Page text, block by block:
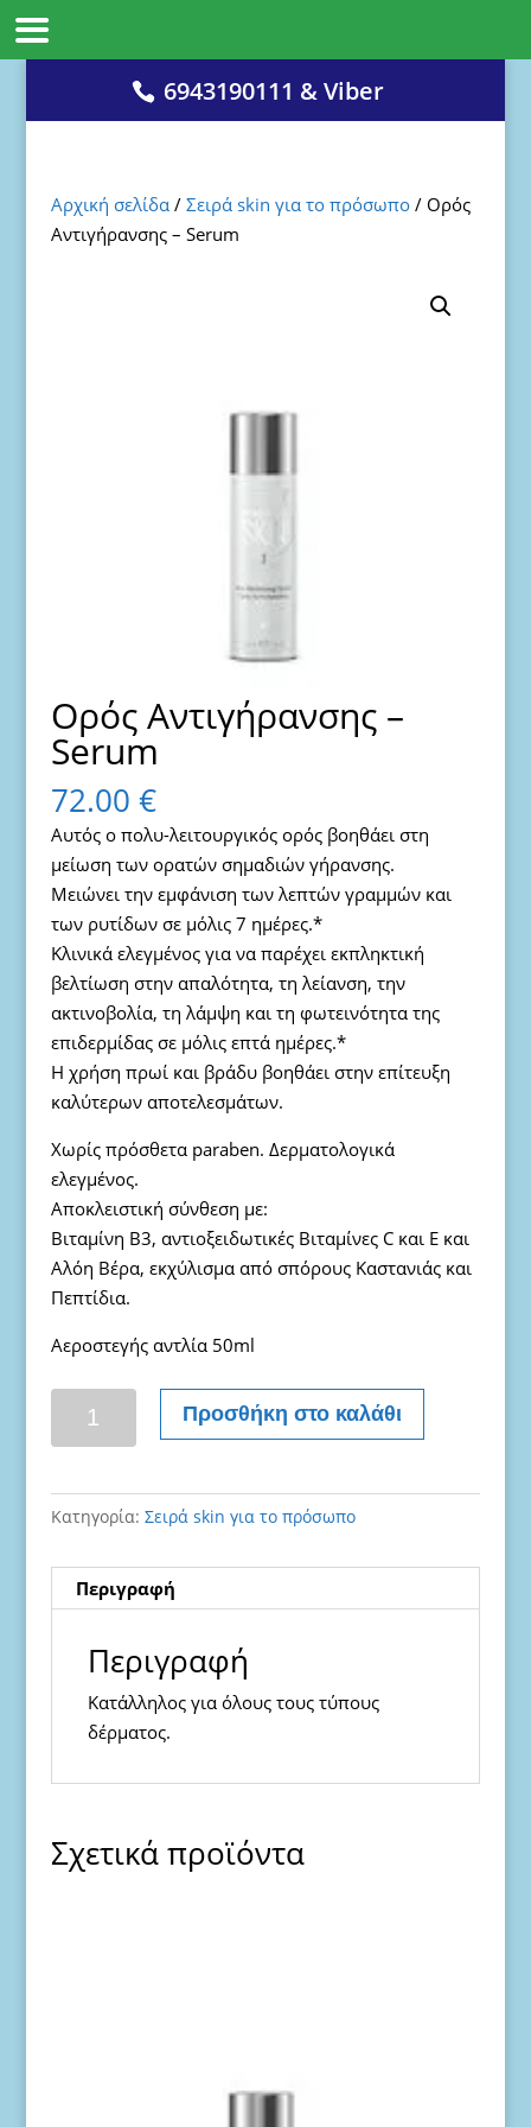
6943190111 & Viber
Αρχική σελίδα/ Σειρά skin για το πρόσωπο/ Ορός
Αντιγήρανσης – Serum
Ορός Αντιγήρανσης –
Serum
72.00 €
Αυτός ο πολυ-λειτουργικός ορός βοηθάει στη
μείωση των ορατών σημαδιών γήρανσης.
Μειώνει την εμφάνιση των λεπτών γραμμών και
των ρυτίδων σε μόλις 7 ημέρες.*
Κλινικά ελεγμένος για να παρέχει εκπληκτική
βελτίωση στην απαλότητα, τη λείανση, την
ακτινοβολία, τη λάμψη και τη φωτεινότητα της
επιδερμίδας σε μόλις επτά ημέρες.*
Η χρήση πρωί και βράδυ βοηθάει στην επίτευξη
καλύτερων αποτελεσμάτων.
Χωρίς πρόσθετα paraben. Δερματολογικά
ελεγμένος.
Αποκλειστική σύνθεση με:
Βιταμίνη B3, αντιοξειδωτικές Βιταμίνες C και Ε και
Αλόη Βέρα, εκχύλισμα από σπόρους Καστανιάς και
Πεπτίδια.
Αεροστεγής αντλία 50ml
Αντιγήρανσης
Serum
ποσότητα
Προσθήκη στο καλάθι
Κατηγορία: Σειρά skin για το πρόσωπο
Περιγραφή
Περιγραφή
Κατάλληλος για όλους τους τύπους
δέρματος.
Σχετικά προϊόντα